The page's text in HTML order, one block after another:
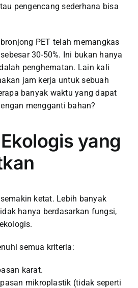
pengencang sederhana bisa
PET telah memangkas
30-50%. Ini bukan hanya
penghematan. Lain kali
jam kerja untuk sebuah
banyak waktu yang dapat
mengganti bahan?
yang
ketat. Lebih banyak
hanya berdasarkan fungsi,
semua kriteria:
karat.
mikroplastik (tidak seperti